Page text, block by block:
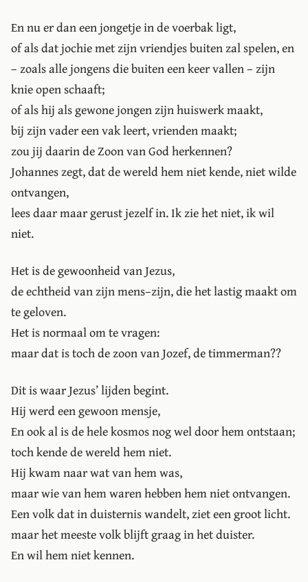
En nu er dan een jongetje in de voerbak ligt,
of als dat jochie met zijn vriendjes buiten zal spelen, en
– zoals alle jongens die buiten een keer vallen – zijn
knie open schaaft;
of als hij als gewone jongen zijn huiswerk maakt,
bij zijn vader een vak leert, vrienden maakt;
zou jij daarin de Zoon van God herkennen?
Johannes zegt, dat de wereld hem niet kende, niet wilde
ontvangen,
lees daar maar gerust jezelf in. Ik zie het niet, ik wil
niet.
Het is de gewoonheid van Jezus,
de echtheid van zijn mens–zijn, die het lastig maakt om
te geloven.
Het is normaal om te vragen:
maar dat is toch de zoon van Jozef, de timmerman??
Dit is waar Jezus’ lijden begint.
Hij werd een gewoon mensje,
En ook al is de hele kosmos nog wel door hem ontstaan;
toch kende de wereld hem niet.
Hij kwam naar wat van hem was,
maar wie van hem waren hebben hem niet ontvangen.
Een volk dat in duisternis wandelt, ziet een groot licht.
maar het meeste volk blijft graag in het duister.
En wil hem niet kennen.